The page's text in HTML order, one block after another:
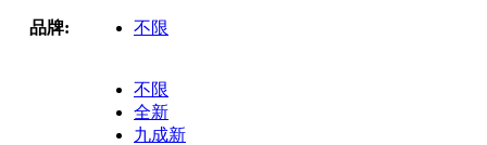
品牌: 不限
不限
全新
九成新